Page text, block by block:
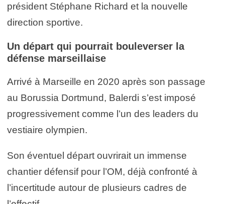
président Stéphane Richard et la nouvelle
direction sportive.
Un départ qui pourrait bouleverser la
défense marseillaise
Arrivé à Marseille en 2020 après son passage
au Borussia Dortmund, Balerdi s’est imposé
progressivement comme l’un des leaders du
vestiaire olympien.
Son éventuel départ ouvrirait un immense
chantier défensif pour l’OM, déjà confronté à
l’incertitude autour de plusieurs cadres de